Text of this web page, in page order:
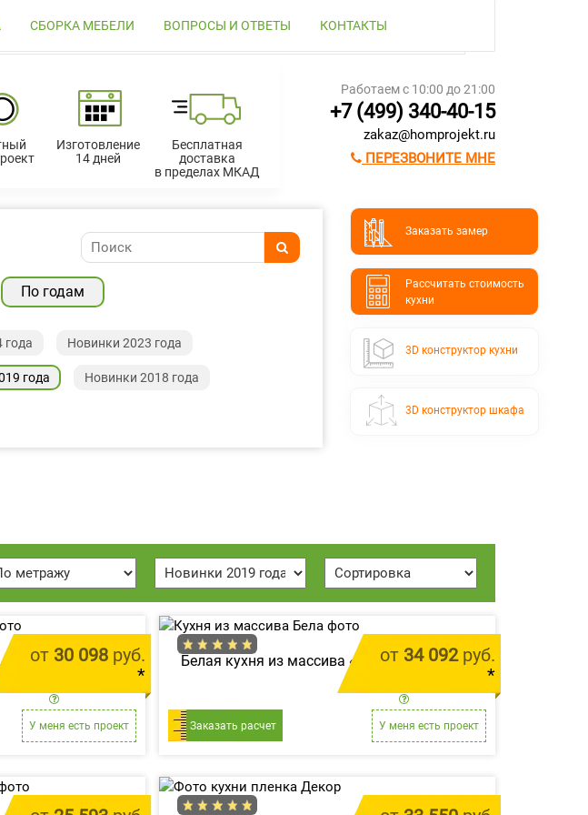
СБОРКА МЕБЕЛИ ВОПРОСЫ И ОТВЕТЫ КОНТАКТЫ
Изготовление
14 дней
Бесплатная
доставка
в пределах МКАД
Работаем с 10:00 до 21:00
+7 (499) 340-40-15
zakaz@homprojekt.ru
ПЕРЕЗВОНИТЕ МНЕ
По годам
года Новинки 2023 года
года Новинки 2018 года
Заказать замер
Расcчитать стоимость
кухни
3D конструктор кухни
3D конструктор шкафа
от 30 098 руб.
*
«Интер»
У меня есть проект
от 34 092руб.
*
Белая кухня из массива «Бела»
Заказать расчет У меня есть проект